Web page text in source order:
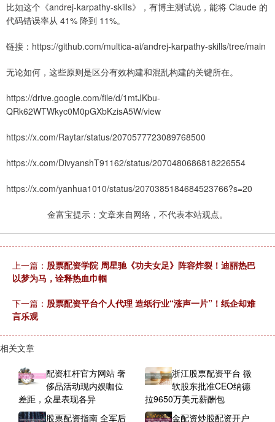
比如这个《andrej-karpathy-skills》，有博主测试说，能将 Claude 的
代码错误率从 41% 降到 11%。
链接：https://github.com/multica-ai/andrej-karpathy-skills/tree/main
无论如何，这些原则是区分有效构建和混乱构建的关键所在。
https://drive.google.com/file/d/1mtJKbu-
QRk62WTWkyc0M0pGXbKzisA5W/view
https://x.com/Raytar/status/2070577723089768500
https://x.com/DivyanshT91162/status/2070480686818226554
https://x.com/yanhua1010/status/2070385184684523766?s=20
金富宝提示：文章来自网络，不代表本站观点。
上一篇： 股票配资学院 周星驰《功夫女足》阵容炸裂！迪丽热巴
以梦为马，诠释热血巾帼
下一篇： 股票配资平台个人代理 造纸行业“涨声一片”！纸企却难
言乐观
相关文章
配资杠杆官方网站 奢
侈品活动现内娱咖位
差距，众星表现各异
浙江股票配资平台 微
软股东批准CEO纳德
拉9650万美元薪酬包
股票配资指南 全军后
金配资炒股配资开户